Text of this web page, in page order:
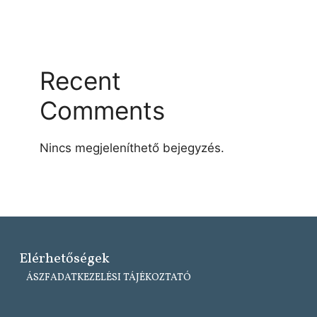
Recent
Comments
Nincs megjeleníthető bejegyzés.
Elérhetőségek
ÁSZFADATKEZELÉSI TÁJÉKOZTATÓ